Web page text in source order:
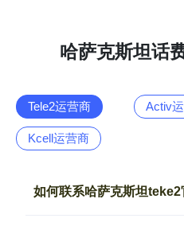
哈萨克斯坦话
Tele2运营商 Activ
Kcell运营商
如何联系哈萨克斯坦teke2